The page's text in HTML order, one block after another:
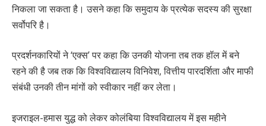
निकला जा सकता है। उसने कहा कि समुदाय के प्रत्येक सदस्य की सुरक्षा
सर्वोपरि है।
प्रदर्शनकारियों ने ‘एक्स’ पर कहा कि उनकी योजना तब तक हॉल में बने
रहने की है जब तक कि विश्वविद्यालय विनिवेश, वित्तीय पारदर्शिता और माफी
संबंधी उनकी तीन मांगों को स्वीकार नहीं कर लेता।
इजराइल-हमास युद्ध को लेकर कोलंबिया विश्वविद्यालय में इस महीने